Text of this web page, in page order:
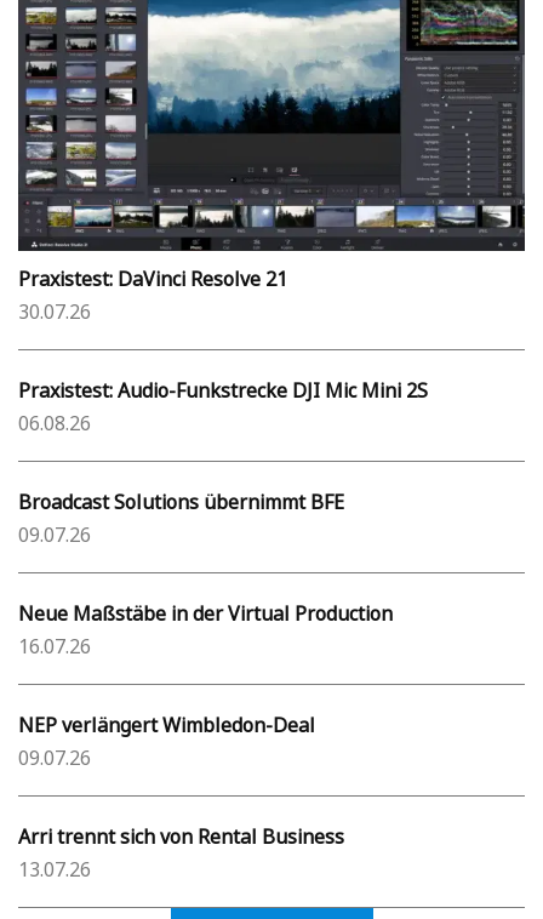
Praxistest: DaVinci Resolve 21
30.07.26
Praxistest: Audio-Funkstrecke DJI Mic Mini 2S
06.08.26
Broadcast Solutions übernimmt BFE
09.07.26
Neue Maßstäbe in der Virtual Production
16.07.26
NEP verlängert Wimbledon-Deal
09.07.26
Arri trennt sich von Rental Business
13.07.26